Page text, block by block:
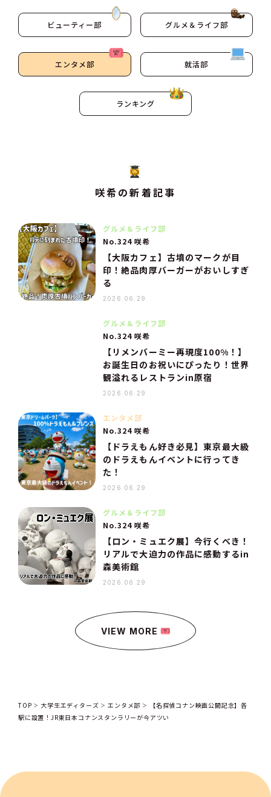
ビューティー部 グルメ＆ライフ部
エンタメ部 就活部
ランキング
咲希の新着記事
グルメ＆ライフ部
No.324 咲希
【大阪カフェ】古墳のマークが目
印！絶品肉厚バーガーがおいしすぎ
る
2026.06.29
グルメ＆ライフ部
No.324 咲希
【リメンバーミー再現度100%！】
お誕生日のお祝いにぴったり！世界
観溢れるレストランin原宿
2026.06.29
エンタメ部
No.324 咲希
【ドラえもん好き必見】東京最大級
のドラえもんイベントに行ってき
た！
2026.06.29
グルメ＆ライフ部
No.324 咲希
【ロン・ミュエク展】今行くべき！
リアルで大迫力の作品に感動するin
森美術館
2026.06.29
VIEW MORE
TOP 大学生エディターズ エンタメ部
【名探偵コナン映画公開記念】各
駅に設置！JR東日本コナンスタンラリーが今アツい